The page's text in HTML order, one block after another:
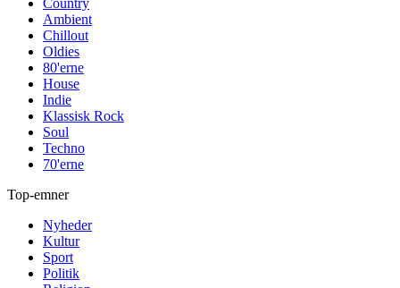
Country
Ambient
Chillout
Oldies
80'erne
House
Indie
Klassisk Rock
Soul
Techno
70'erne
Top-emner
Nyheder
Kultur
Sport
Politik